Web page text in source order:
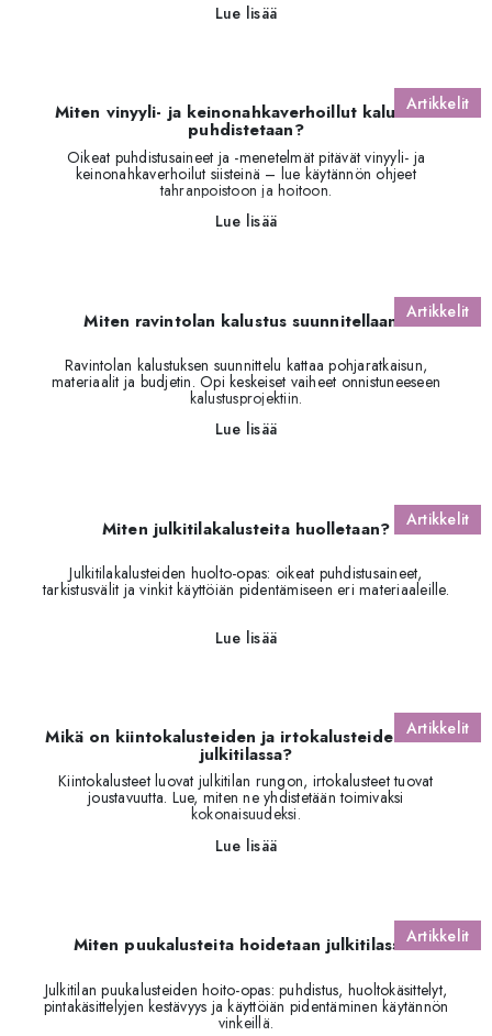
Lue lisää
Artikkelit
Miten vinyyli- ja keinonahkaverhoillut kalusteet
puhdistetaan?
Oikeat puhdistusaineet ja -menetelmät pitävät vinyyli- ja
keinonahkaverhoilut siisteinä – lue käytännön ohjeet
tahranpoistoon ja hoitoon.
Lue lisää
Artikkelit
Miten ravintolan kalustus suunnitellaan?
Ravintolan kalustuksen suunnittelu kattaa pohjaratkaisun,
materiaalit ja budjetin. Opi keskeiset vaiheet onnistuneeseen
kalustusprojektiin.
Lue lisää
Artikkelit
Miten julkitilakalusteita huolletaan?
Julkitilakalusteiden huolto-opas: oikeat puhdistusaineet,
tarkistusvälit ja vinkit käyttöiän pidentämiseen eri materiaaleille.
Lue lisää
Artikkelit
Mikä on kiintokalusteiden ja irtokalusteiden rooli
julkitilassa?
Kiintokalusteet luovat julkitilan rungon, irtokalusteet tuovat
joustavuutta. Lue, miten ne yhdistetään toimivaksi
kokonaisuudeksi.
Lue lisää
Artikkelit
Miten puukalusteita hoidetaan julkitilassa?
Julkitilan puukalusteiden hoito-opas: puhdistus, huoltokäsittelyt,
pintakäsittelyjen kestävyys ja käyttöiän pidentäminen käytännön
vinkeillä.